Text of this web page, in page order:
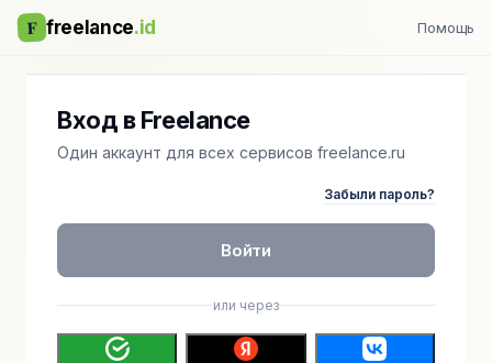
F freelance.id Помощь
Вход в Freelance
Один аккаунт для всех сервисов freelance.ru
Забыли пароль?
Войти
или через